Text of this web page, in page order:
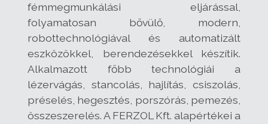
fémmegmunkálási eljárással,
folyamatosan bővülő, modern,
robottechnológiával és automatizált
eszközökkel, berendezésekkel készítik.
Alkalmazott főbb technológiái a
lézervágás, stancolás, hajlítás, csiszolás,
préselés, hegesztés, porszórás, pemezés,
összeszerelés. A FERZOL Kft. alapértékei a